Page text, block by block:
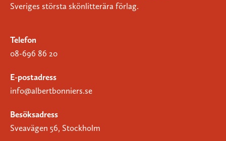
Sveriges största skönlitterära förlag.
Telefon
08-696 86 20
E-postadress
info@albertbonniers.se
Besöksadress
Sveavägen 56, Stockholm